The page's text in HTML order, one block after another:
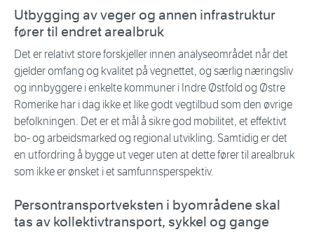
Utbygging av veger og annen infrastruktur
fører til endret arealbruk
Det er relativt store forskjeller innen analyseområdet når det
gjelder omfang og kvalitet på vegnettet, og særlig næringsliv
og innbyggere i enkelte kommuner i Indre Østfold og Østre
Romerike har i dag ikke et like godt vegtilbud som den øvrige
befolkningen. Det er et mål å sikre god mobilitet, et effektivt
bo- og arbeidsmarked og regional utvikling. Samtidig er det
en utfordring å bygge ut veger uten at dette fører til arealbruk
som ikke er ønsket i et samfunnsperspektiv.
Persontransportveksten i byområdene skal
tas av kollektivtransport, sykkel og gange